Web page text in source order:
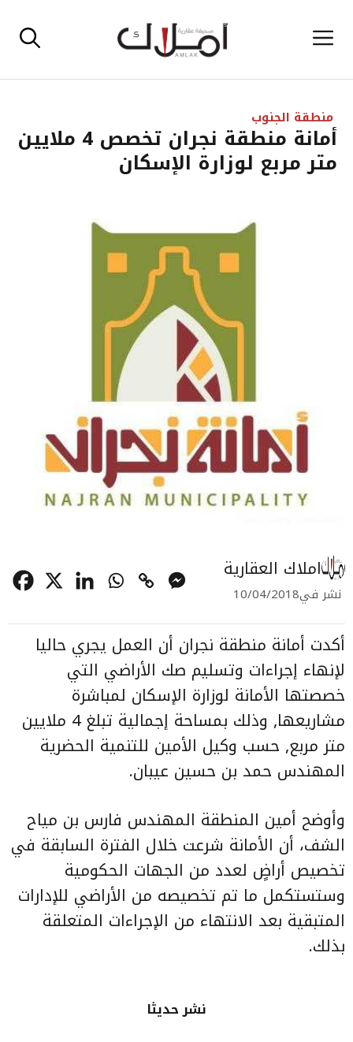
إلى القائمة
منطقة الجنوب
أمانة منطقة نجران تخصص 4 ملايين
متر مربع لوزارة الإسكان
املاك العقارية
نشر في10/04/2018
أكدت أمانة منطقة نجران أن العمل يجري حاليا
لإنهاء إجراءات وتسليم صك الأراضي التي
خصصتها الأمانة لوزارة الإسكان لمباشرة
مشاريعها, وذلك بمساحة إجمالية تبلغ 4 ملايين
متر مربع, حسب وكيل الأمين للتنمية الحضرية
المهندس حمد بن حسين عيبان.
وأوضح أمين المنطقة المهندس فارس بن مياح
الشف، أن الأمانة شرعت خلال الفترة السابقة في
تخصيص أراضٍ لعدد من الجهات الحكومية
وستستكمل ما تم تخصيصه من الأراضي للإدارات
المتبقية بعد الانتهاء من الإجراءات المتعلقة
بذلك.
نشر حديثا